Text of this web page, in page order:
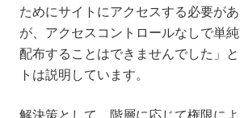
ためにサイトにアクセスする必要が
が、アクセスコントロールなしで単
配布することはできませんでした」
トは説明しています。